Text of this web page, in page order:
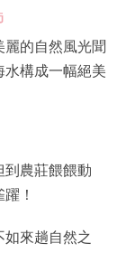
的自然風光聞
水構成一幅絕美
到農莊餵餵動
！
來趟自然之